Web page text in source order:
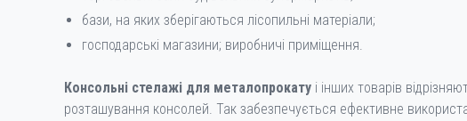
бази, на яких зберігаються лісопильні матеріали;
господарські магазини; виробничі приміщення.
Консольні стелажі для металопрокату і інших товарів
розташування консолей. Так забезпечується ефективне